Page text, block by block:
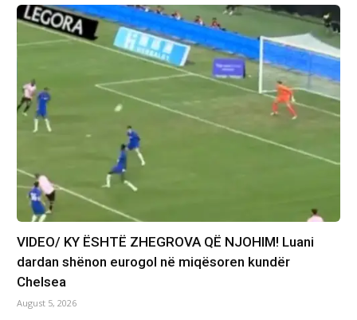
VIDEO/ KY ËSHTË ZHEGROVA QË NJOHIM! Luani
dardan shënon eurogol në miqësoren kundër
Chelsea
August 5, 2026